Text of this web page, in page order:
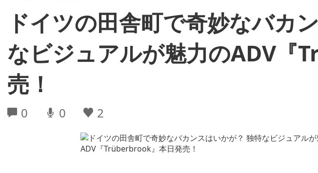
ドイツの田舎町で奇妙なバカ
なビジュアルが魅力のADV『
売！
0 0 2